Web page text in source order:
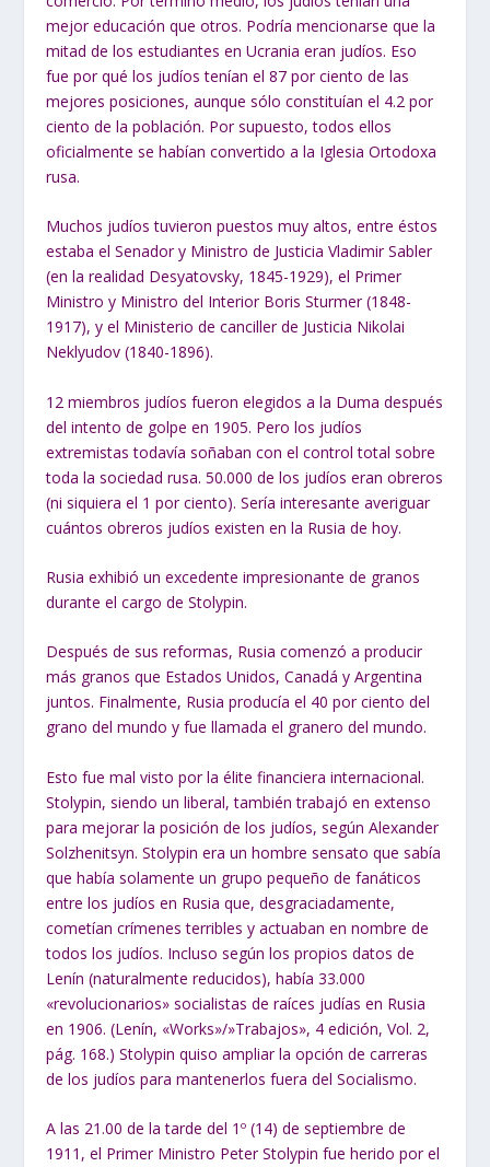
mejor educación que otros. Podría mencionarse que la
mitad de los estudiantes en Ucrania eran judíos. Eso
fue por qué los judíos tenían el 87 por ciento de las
mejores posiciones, aunque sólo constituían el 4.2 por
ciento de la población. Por supuesto, todos ellos
oficialmente se habían convertido a la Iglesia Ortodoxa
rusa.
Muchos judíos tuvieron puestos muy altos, entre éstos
estaba el Senador y Ministro de Justicia Vladimir Sabler
(en la realidad Desyatovsky, 1845-1929), el Primer
Ministro y Ministro del Interior Boris Sturmer (1848-
1917), y el Ministerio de canciller de Justicia Nikolai
Neklyudov (1840-1896).
12 miembros judíos fueron elegidos a la Duma después
del intento de golpe en 1905. Pero los judíos
extremistas todavía soñaban con el control total sobre
toda la sociedad rusa. 50.000 de los judíos eran obreros
(ni siquiera el 1 por ciento). Sería interesante averiguar
cuántos obreros judíos existen en la Rusia de hoy.
Rusia exhibió un excedente impresionante de granos
durante el cargo de Stolypin.
Después de sus reformas, Rusia comenzó a producir
más granos que Estados Unidos, Canadá y Argentina
juntos. Finalmente, Rusia producía el 40 por ciento del
grano del mundo y fue llamada el granero del mundo.
Esto fue mal visto por la élite financiera internacional.
Stolypin, siendo un liberal, también trabajó en extenso
para mejorar la posición de los judíos, según Alexander
Solzhenitsyn. Stolypin era un hombre sensato que sabía
que había solamente un grupo pequeño de fanáticos
entre los judíos en Rusia que, desgraciadamente,
cometían crímenes terribles y actuaban en nombre de
todos los judíos. Incluso según los propios datos de
Lenín (naturalmente reducidos), había 33.000
«revolucionarios» socialistas de raíces judías en Rusia
en 1906. (Lenín, «Works»/»Trabajos», 4 edición, Vol. 2,
pág. 168.) Stolypin quiso ampliar la opción de carreras
de los judíos para mantenerlos fuera del Socialismo.
A las 21.00 de la tarde del 1º (14) de septiembre de
1911, el Primer Ministro Peter Stolypin fue herido por el